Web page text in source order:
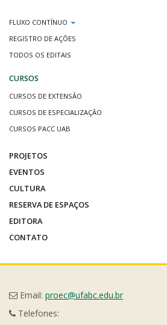
FLUXO CONTÍNUO
REGISTRO DE AÇÕES
TODOS OS EDITAIS
CURSOS
CURSOS DE EXTENSÃO
CURSOS DE ESPECIALIZAÇÃO
CURSOS PACC UAB
PROJETOS
EVENTOS
CULTURA
RESERVA DE ESPAÇOS
EDITORA
CONTATO
Email: proec@ufabc.edu.br
Telefones: